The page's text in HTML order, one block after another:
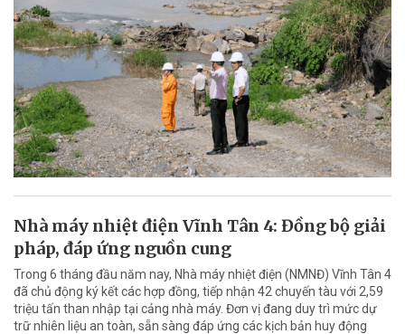
Nhà máy nhiệt điện Vĩnh Tân 4: Đồng bộ giải
pháp, đáp ứng nguồn cung
Trong 6 tháng đầu năm nay, Nhà máy nhiệt điện (NMNĐ) Vĩnh Tân 4
đã chủ động ký kết các hợp đồng, tiếp nhận 42 chuyến tàu với 2,59
triệu tấn than nhập tại cảng nhà máy. Đơn vị đang duy trì mức dự
trữ nhiên liệu an toàn, sẵn sàng đáp ứng các kịch bản huy động